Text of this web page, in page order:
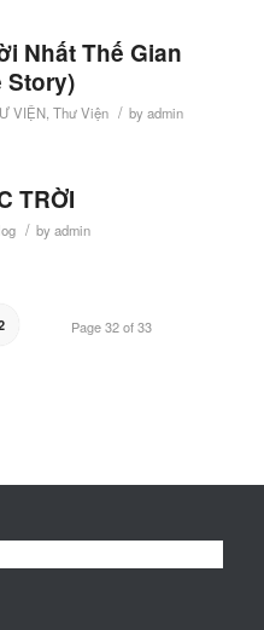
Nhất Thế Gian
Story)
VIỆN, Thư Viện / byadmin
TRỜI
/ byadmin
Page 32 of 33